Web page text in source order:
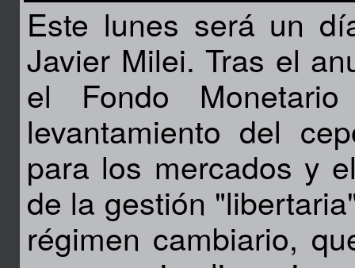
Este lunes será un
Javier Milei. Tras el
el Fondo
levantamiento del
para los mercados y
de la gestión
régimen cambiario,